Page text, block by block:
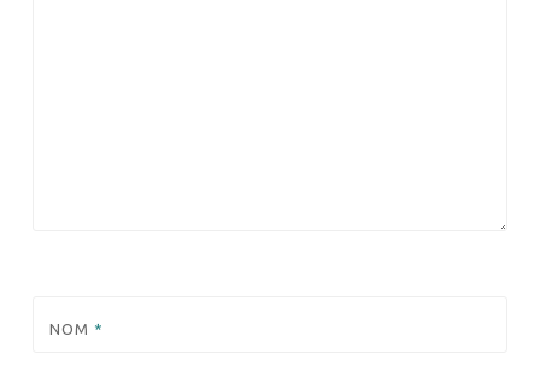
NOM *